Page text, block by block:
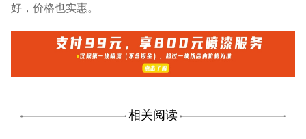
好，价格也实惠。
相关阅读